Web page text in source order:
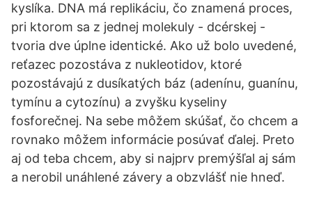
kyslíka. DNA má replikáciu, čo znamená proces,
pri ktorom sa z jednej molekuly - dcérskej -
tvoria dve úplne identické. Ako už bolo uvedené,
reťazec pozostáva z nukleotidov, ktoré
pozostávajú z dusíkatých báz (adenínu, guanínu,
tymínu a cytozínu) a zvyšku kyseliny
fosforečnej. Na sebe môžem skúšať, čo chcem a
rovnako môžem informácie posúvať ďalej. Preto
aj od teba chcem, aby si najprv premýšľal aj sám
a nerobil unáhlené závery a obzvlášť nie hneď.